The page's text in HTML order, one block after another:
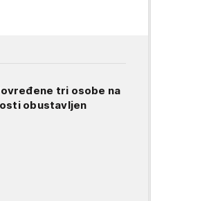
tri osobe na
obustavljen